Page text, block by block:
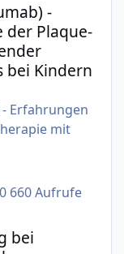
-
der Plaque-
bei Kindern
Erfahrungen
mit
660 Aufrufe
Beispiel
bei